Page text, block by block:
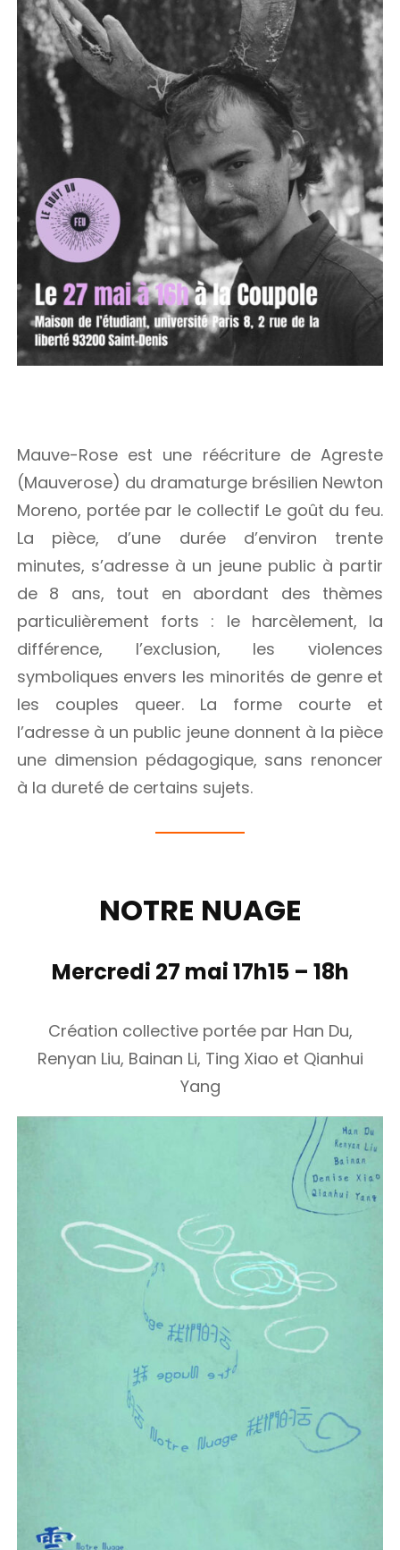
Mauve-Rose est une réécriture de Agreste
(Mauverose) du dramaturge brésilien Newton
Moreno, portée par le collectif Le goût du feu.
La pièce, d’une durée d’environ trente
minutes, s’adresse à un jeune public à partir
de 8 ans, tout en abordant des thèmes
particulièrement forts : le harcèlement, la
différence, l’exclusion, les violences
symboliques envers les minorités de genre et
les couples queer. La forme courte et
l’adresse à un public jeune donnent à la pièce
une dimension pédagogique, sans renoncer
à la dureté de certains sujets.
NOTRE NUAGE
Mercredi 27 mai 17h15 – 18h
Création collective portée par Han Du,
Renyan Liu, Bainan Li, Ting Xiao et Qianhui
Yang